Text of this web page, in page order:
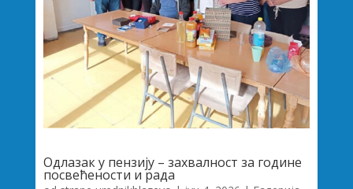
Одлазак у пензију – захвалност за године
посвећености и рада